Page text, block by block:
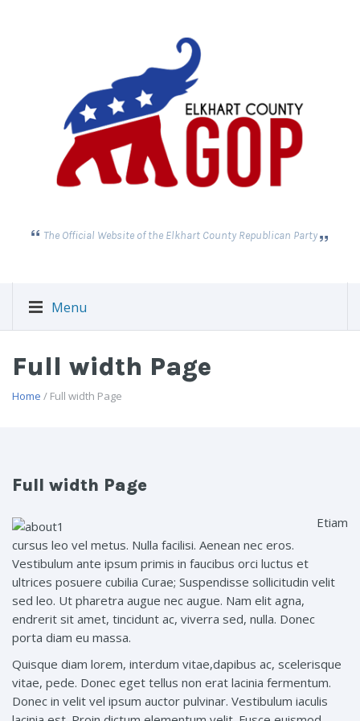
The Official Website of the Elkhart County Republican Party
Menu
Full width Page
Home / Full width Page
Full width Page
Etiam
cursus leo vel metus. Nulla facilisi. Aenean nec eros.
Vestibulum ante ipsum primis in faucibus orci luctus et
ultrices posuere cubilia Curae; Suspendisse sollicitudin velit
sed leo. Ut pharetra augue nec augue. Nam elit agna,
endrerit sit amet, tincidunt ac, viverra sed, nulla. Donec
porta diam eu massa.
Quisque diam lorem, interdum vitae,dapibus ac, scelerisque
vitae, pede. Donec eget tellus non erat lacinia fermentum.
Donec in velit vel ipsum auctor pulvinar. Vestibulum iaculis